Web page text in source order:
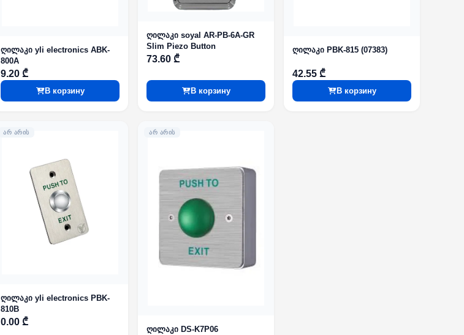
ღილაკი yli electronics ABK-
800A
9.20 ₾
В корзину
ღილაკი soyal AR-PB-6A-GR
Slim Piezo Button
73.60 ₾
В корзину
ღილაკი PBK-815 (07383)
42.55 ₾
В корзину
ᲐᲠ ᲐᲠᲘᲡ
ღილაკი yli electronics PBK-
810B
0.00 ₾
ᲐᲠ ᲐᲠᲘᲡ
ღილაკი DS-K7P06